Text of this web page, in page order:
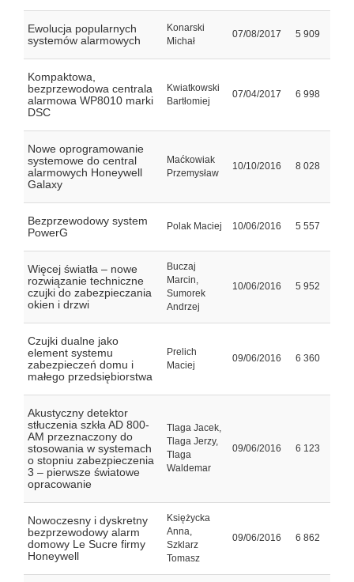
Ewolucja popularnych
systemów alarmowych
Konarski
Michał
07/08/2017 5 909
Kompaktowa,
bezprzewodowa centrala
alarmowa WP8010 marki
DSC
Kwiatkowski
Bartłomiej
07/04/2017 6 998
Nowe oprogramowanie
systemowe do central
alarmowych Honeywell
Galaxy
Maćkowiak
Przemysław
10/10/2016 8 028
Bezprzewodowy system
PowerG
Polak Maciej 10/06/2016 5 557
Więcej światła – nowe
rozwiązanie techniczne
czujki do zabezpieczania
okien i drzwi
Buczaj
Marcin,
Sumorek
Andrzej
10/06/2016 5 952
Czujki dualne jako
element systemu
zabezpieczeń domu i
małego przedsiębiorstwa
Prelich
Maciej
09/06/2016 6 360
Akustyczny detektor
stłuczenia szkła AD 800-
AM przeznaczony do
stosowania w systemach
o stopniu zabezpieczenia
3 – pierwsze światowe
opracowanie
Tlaga Jacek,
Tlaga Jerzy,
Tlaga
Waldemar
09/06/2016 6 123
Nowoczesny i dyskretny
bezprzewodowy alarm
domowy Le Sucre firmy
Honeywell
Księżycka
Anna,
Szklarz
Tomasz
09/06/2016 6 862